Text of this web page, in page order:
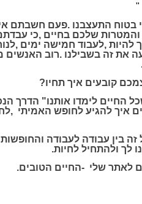
"
בטוח התעצבנו .פעם חשבתם
והמטרות שלכם בחיים ,כי
להיות ,לעבוד חמישה ימים ,
את זה בשבילנו .רוב האנשים
קובעים איך תחיו?
החיים לימדו אותנו" הדרך
איך להגיע לחופש האמיתי ,
זה בין עבודה לעבודה והחופשות
לך ולהתחיל לחיות.
לאתר שלי -החיים הטובים.